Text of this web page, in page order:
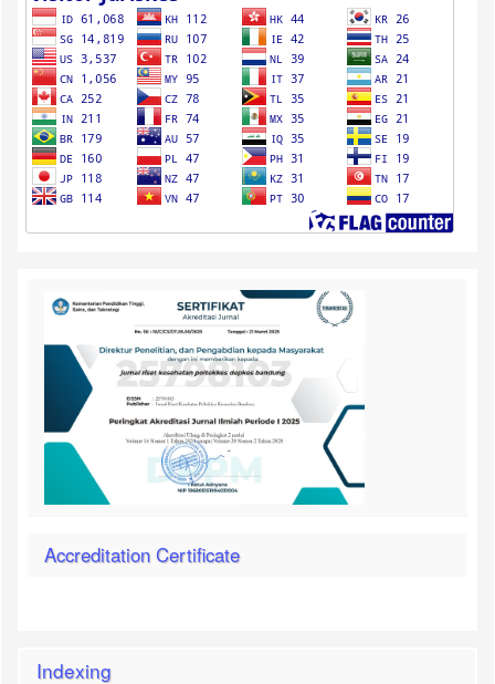
Accreditation Certificate
Indexing